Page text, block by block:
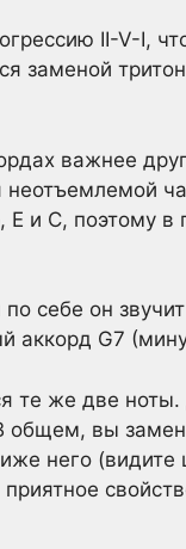
II-V-I,
важнее
E и C, поэтому
себе он
аккорд G7
те же две
общем, вы
него